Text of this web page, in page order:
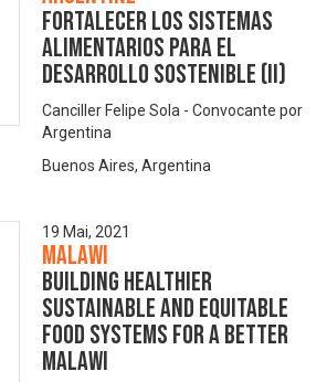
Fortalecer los sistemas
alimentarios para el
desarrollo sostenible (II)
Canciller Felipe Sola - Convocante por
Argentina
Buenos Aires, Argentina
19 Mai, 2021
Malawi
Building healthier
sustainable and equitable
food systems for a better
Malawi